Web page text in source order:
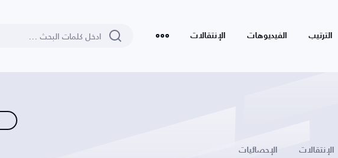
الترتيب الفيديوهات الإنتقالات
الإنتقالات الإحصائيات